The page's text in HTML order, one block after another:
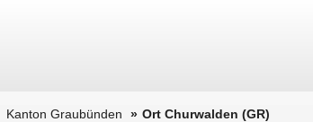
Kanton Graubünden Ort Churwalden (GR)